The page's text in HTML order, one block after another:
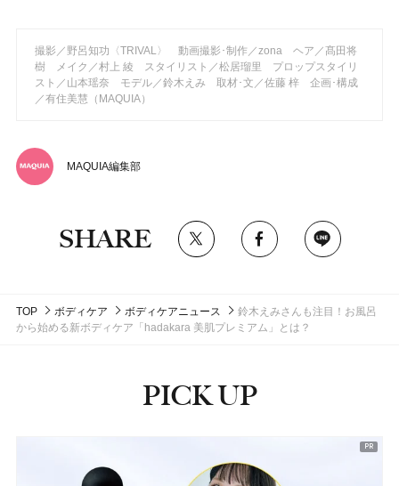
撮影／野呂知功〈TRIVAL〉 動画撮影･制作／zona ヘア／髙田将
樹 メイク／村上 綾 スタイリスト／松居瑠里 プロップスタイリ
スト／山本瑶奈 モデル／鈴木えみ 取材･文／佐藤 梓 企画･構成
／有住美慧（MAQUIA）
MAQUIA編集部
SHARE
TOP ボディケア ボディケアニュース
鈴木えみさんも注目！お風呂
から始める新ボディケア「hadakara 美肌プレミアム」とは？
PICK UP